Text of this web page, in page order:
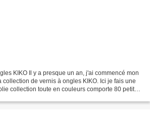
j'ai commencé mon
collection de vernis à ongles KIKO. Ici je fais une
collection toute en couleurs comporte 80 petits